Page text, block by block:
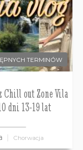
TERMINÓW
Chill out Zone Vila
dni 13-19 lat
Chorwacja